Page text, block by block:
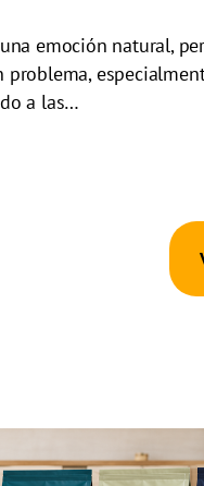
emoción natural,
a las…